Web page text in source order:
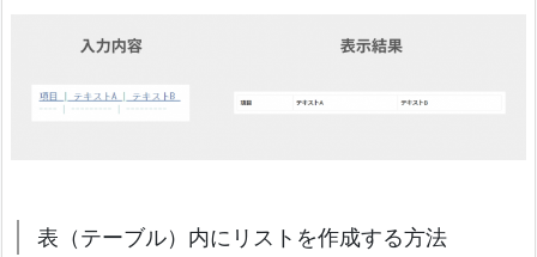
表（テーブル）内にリストを作成する方法